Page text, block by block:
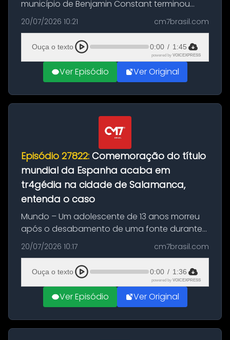
município de Benjamin Constant terminou
com a apreensão de aproximadamente 115
quilos de entorpecentes em uma
embarcação atracada no porto da cidade. O
materia...
20/07/2026 10:21 cm7brasil.com
Ouça o texto 0:00 / 1:45
powered by VOICEXPRESS
Ver Episódio Ver Original
Episódio 27822: Comemoração do título
mundial da Espanha acaba em
tr4gédia na cidade de Salamanca,
entenda o caso
Mundo – Um adolescente de 13 anos morreu
após o desabamento de uma fonte durante
as comemorações pelo título da Copa do
Mundo conquistado pela Espanha, em
Ciudad Rodrigo, na província de Salamanca,
no...
20/07/2026 10:17 cm7brasil.com
Ouça o texto 0:00 / 1:36
powered by VOICEXPRESS
Ver Episódio Ver Original